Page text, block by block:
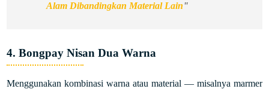
Alam Dibandingkan Material Lain "
4. Bongpay Nisan Dua Warna
Menggunakan kombinasi warna atau material — misalnya marmer